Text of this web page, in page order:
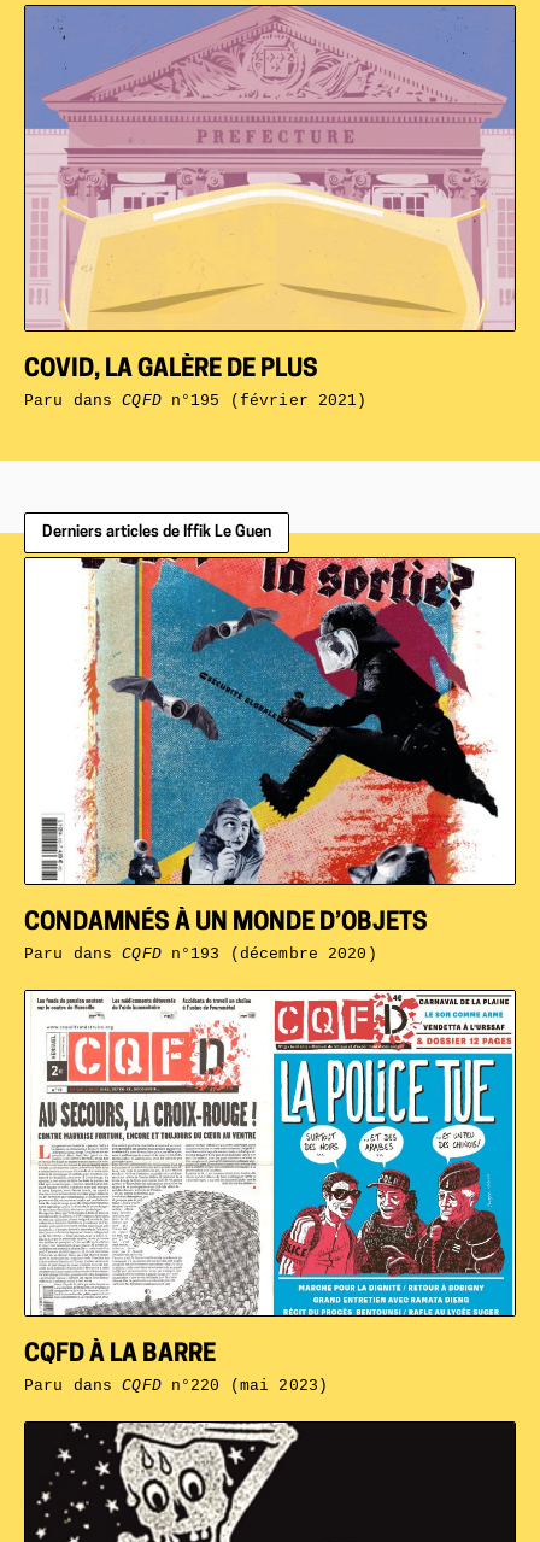
COVID, LA GALÈRE DE PLUS
Paru dansCQFDn°195 (février 2021)
Derniers articles de Iffik Le Guen
CQFD À LA BARRE
Paru dansCQFDn°220 (mai 2023)
CONDAMNÉS À UN MONDE D’OBJETS
Paru dansCQFDn°193 (décembre 2020)